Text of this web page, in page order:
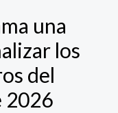
una
los
del
2026